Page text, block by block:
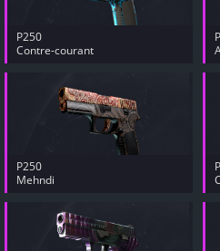
P250
Contre-courant
P250
Mehndi